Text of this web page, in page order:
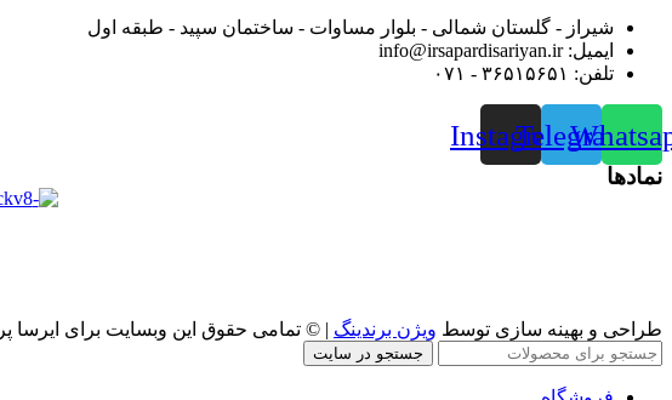
شیراز - گلستان شمالی - بلوار مساوات - ساختمان سپید - طبقه اول
ایمیل: info@irsapardisariyan.ir
تلفن: ۳۶۵۱۵۶۵۱ - ۰۷۱
Telegram
Instagram
نمادها
طراحی و بهینه سازی توسط ویژن برندینگ | © تمامی حقوق این وبسایت برای
جستجو در سایت